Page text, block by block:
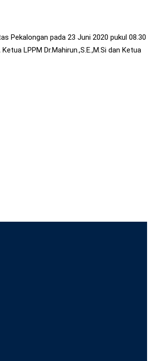
Pekalongan pada 23 Juni 2020 pukul 08.30
LPPM Dr.Mahirun.,S.E.,M.Si dan Ketua